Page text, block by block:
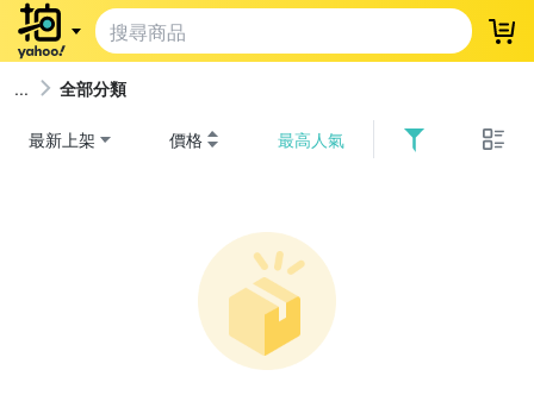
登
全部分類
最新上架 價格 最高人氣